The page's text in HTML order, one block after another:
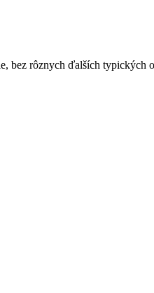
bez rôznych ďalších typických